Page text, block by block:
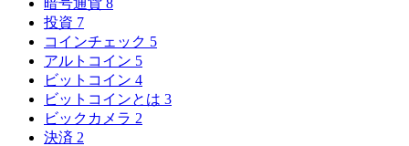
投資 7
コインチェック 5
アルトコイン 5
ビットコイン 4
ビットコインとは 3
ビックカメラ 2
決済 2